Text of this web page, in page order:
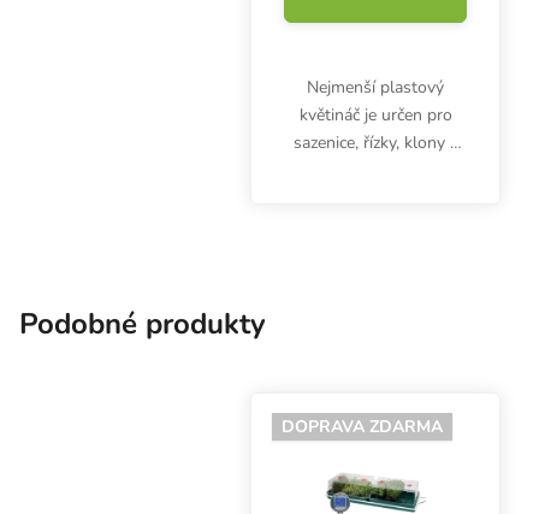
Nejmenší plastový
květináč je určen pro
sazenice, řízky, klony a
Podobné produkty
DOPRAVA ZDARMA